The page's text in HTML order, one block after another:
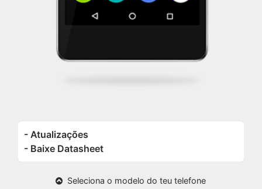
- Atualizações
- Baixe Datasheet
Seleciona o modelo do teu telefone